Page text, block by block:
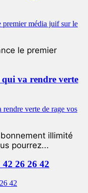
le premier
va rendre verte
illimité
pourrez...
26 26 42